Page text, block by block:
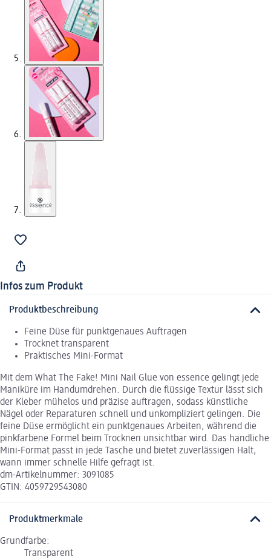
Infos zum Produkt
Produktbeschreibung
Feine Düse für punktgenaues Auftragen
Trocknet transparent
Praktisches Mini-Format
Mit dem What The Fake! Mini Nail Glue von essence gelingt jede
Maniküre im Handumdrehen. Durch die flüssige Textur lässt sich
der Kleber mühelos und präzise auftragen, sodass künstliche
Nägel oder Reparaturen schnell und unkompliziert gelingen. Die
feine Düse ermöglicht ein punktgenaues Arbeiten, während die
pinkfarbene Formel beim Trocknen unsichtbar wird. Das handliche
Mini-Format passt in jede Tasche und bietet zuverlässigen Halt,
wann immer schnelle Hilfe gefragt ist.
dm-Artikelnummer: 3091085
GTIN: 4059729543080
Produktmerkmale
Grundfarbe:
Transparent